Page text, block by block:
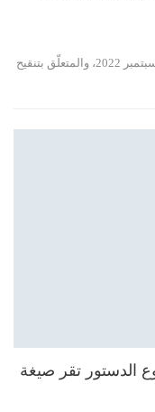
شدّد المرسوم عدد 55 لسنة 2022 المؤرخ في 15 سبتمبر 2022، والمتعلّق بتنقيح
الدستور تقر صيغة